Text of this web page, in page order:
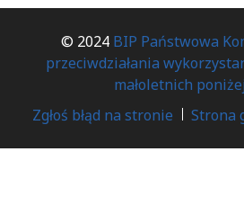
© 2024 BIP Państwowa
przeciwdziałania
małoletnich
Zgłoś błąd na stronie
Strona